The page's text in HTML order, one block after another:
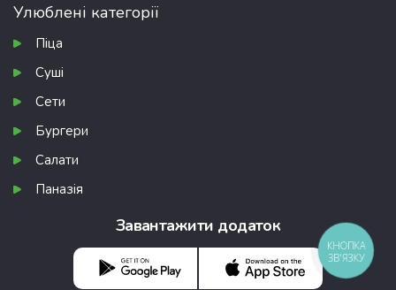
Улюблені категорії
Піца
Суші
Сети
Бургери
Салати
Паназія
Завантажити додаток
КНОПКА
ЗВ'ЯЗКУ